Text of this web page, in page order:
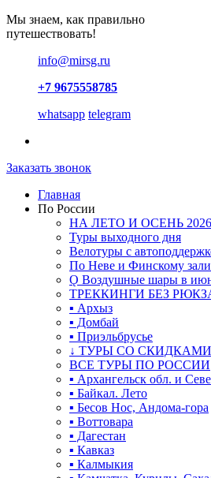
Мы знаем, как правильно
путешествовать!
info@mirsg.ru
+7 9675558785
whatsapp telegram
Заказать звонок
Главная
По России
НА ЛЕТО И ОСЕНЬ 2026
Туры выходного дня
Велотуры с
По Неве и Финскому
Ǫ Воздушные шары в
ТРЕККИНГИ БЕЗ
▪ Архыз
▪ Домбай
▪ Приэльбрусье
↓ ТУРЫ СО СКИДКАМИ
ВСЕ ТУРЫ ПО РОССИИ
▪ Архангельск обл. и
▪ Байкал. Лето
▪ Бесов Нос, Андома-гора
▪ Воттовара
▪ Дагестан
▪ Кавказ
▪ Калмыкия